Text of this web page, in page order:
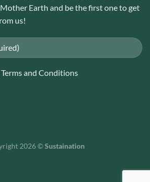
Earth and be the first one to get
us!
and Conditions
2026 ©Sustaination